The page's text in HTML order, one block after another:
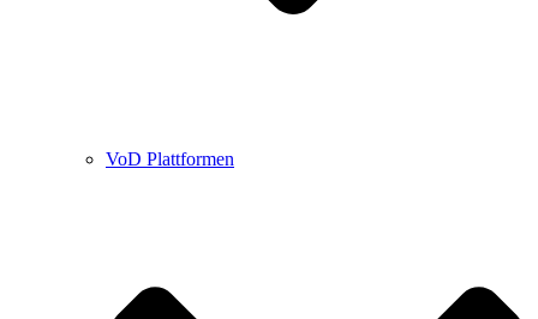
VoD Plattformen